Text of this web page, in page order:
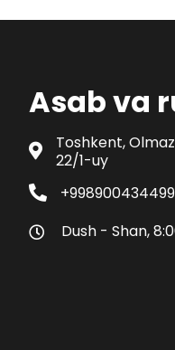
Asab va
Toshkent,
22/1-uy
+998900434499
Dush - Shan,